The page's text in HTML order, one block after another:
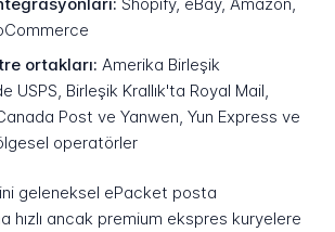
ortakları: Amerika Birleşik
USPS, Birleşik Krallık'ta Royal Mail,
Post ve Yanwen, Yun Express ve
operatörler
geleneksel ePacket posta
hızlı ancak premium ekspres kuryelere